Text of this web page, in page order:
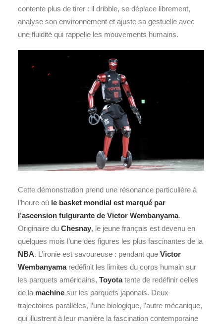
contente plus de tirer : il dribble, se déplace librement,
analyse son environnement et ajuste sa gestuelle avec
une fluidité qui rappelle les mouvements humains.
Cette démonstration prend une résonance particulière à
l’heure où le basket mondial est marqué par
l’ascension fulgurante de Victor Wembanyama.
Originaire du Chesnay, le jeune français est devenu en
quelques mois l’une des figures les plus fascinantes de la
NBA. L’ironie est savoureuse : pendant que Victor
Wembanyamaredéfinit les limites du corps humain sur
les parquets américains, Toyotatente de redéfinir celles
de la machine sur les parquets japonais. Deux
trajectoires parallèles, l’une biologique, l’autre mécanique,
qui illustrent à leur manière la fascination contemporaine